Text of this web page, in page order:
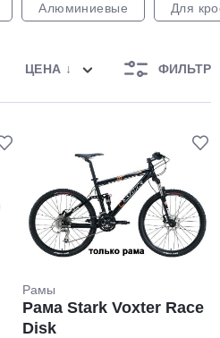
Алюминиевые Для
ЦЕНА ↓ ФИЛЬТР
Рамы
Рама Stark Voxter Race
Disk